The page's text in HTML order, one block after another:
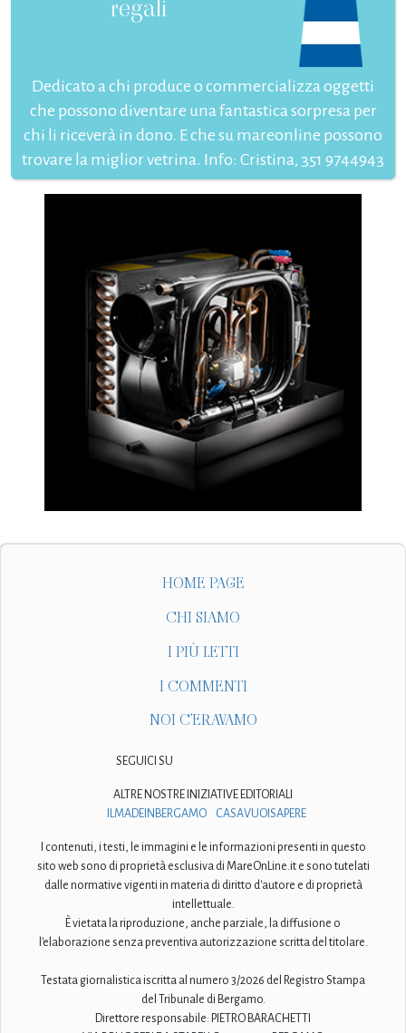
Dedicato a chi produce o commercializza oggetti
che possono diventare una fantastica sorpresa per
chi li riceverà in dono. E che su mareonline possono
trovare la miglior vetrina. Info: Cristina, 351 9744943
HOME PAGE
CHI SIAMO
I PIÙ LETTI
I COMMENTI
NOI C'ERAVAMO
SEGUICI SU
ALTRE NOSTRE INIZIATIVE EDITORIALI
ILMADEINBERGAMO
CASAVUOISAPERE
I contenuti, i testi, le immagini e le informazioni presenti in questo
sito web sono di proprietà esclusiva di MareOnLine.it e sono tutelati
dalle normative vigenti in materia di diritto d'autore e di proprietà
intellettuale.
È vietata la riproduzione, anche parziale, la diffusione o
l'elaborazione senza preventiva autorizzazione scritta del titolare.
Testata giornalistica iscritta al numero 3/2026 del Registro Stampa
del Tribunale di Bergamo.
Direttore responsabile: PIETRO BARACHETTI